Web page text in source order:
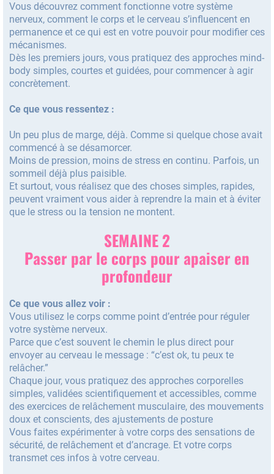
Vous découvrez comment fonctionne votre système
nerveux, comment le corps et le cerveau s’influencent en
permanence et ce qui est en votre pouvoir pour modifier ces
mécanismes.
Dès les premiers jours, vous pratiquez des approches mind-
body simples, courtes et guidées, pour commencer à agir
concrètement.
Ce que vous ressentez :
Un peu plus de marge, déjà. Comme si quelque chose avait
commencé à se désamorcer.
Moins de pression, moins de stress en continu. Parfois, un
sommeil déjà plus paisible.
Et surtout, vous réalisez que des choses simples, rapides,
peuvent vraiment vous aider à reprendre la main et à éviter
que le stress ou la tension ne montent.
SEMAINE 2
Passer par le corps pour apaiser en
profondeur
Ce que vous allez voir :
Vous utilisez le corps comme point d’entrée pour réguler
votre système nerveux.
Parce que c’est souvent le chemin le plus direct pour
envoyer au cerveau le message : “c’est ok, tu peux te
relâcher.”
Chaque jour, vous pratiquez des approches corporelles
simples, validées scientifiquement et accessibles, comme
des exercices de relâchement musculaire, des mouvements
doux et conscients, des ajustements de posture
Vous faites expérimenter à votre corps des sensations de
sécurité, de relâchement et d’ancrage. Et votre corps
transmet ces infos à votre cerveau.